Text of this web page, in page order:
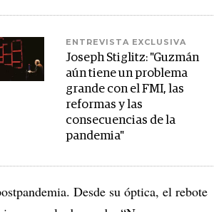
ENTREVISTA EXCLUSIVA
Joseph Stiglitz: "Guzmán
aún tiene un problema
grande con el FMI, las
reformas y las
consecuencias de la
pandemia"
Desde su óptica, el rebote